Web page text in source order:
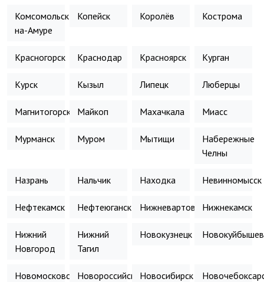
Комсомольск-
на-Амуре
Копейск Королёв Кострома
Красногорск Краснодар Красноярск Курган
Курск Кызыл Липецк Люберцы
Магнитогорск Майкоп Махачкала Миасс
Мурманск Муром Мытищи
Набережные
Челны
Назрань Нальчик Находка Невинномысск
Нефтекамск Нефтеюганск НижневартовскНижнекамск
Нижний
Новгород
Нижний
Тагил
Новокузнецк
Новомосковск Новороссийск Новосибирск